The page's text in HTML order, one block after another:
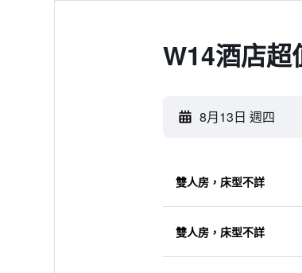
W14酒店超
8月13日 週四
雙人房，床型不詳
雙人房，床型不詳